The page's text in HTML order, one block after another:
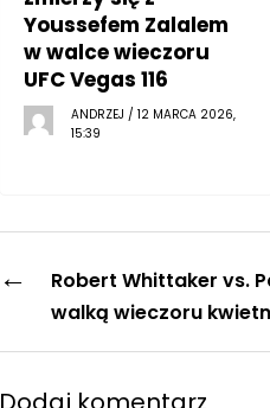
Youssefem Zalalem
w walce wieczoru
UFC Vegas 116
ANDRZEJ / 12 MARCA 2026,
15:39
←
Robert Whittaker vs.
walką wieczoru